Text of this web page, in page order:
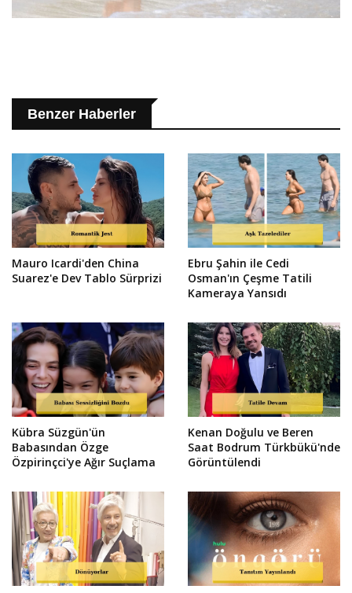
Benzer Haberler
Mauro Icardi'den China
Suarez'e Dev Tablo Sürprizi
Ebru Şahin ile Cedi
Osman'ın Çeşme Tatili
Kameraya Yansıdı
Kübra Süzgün'ün
Babasından Özge
Özpirinçci'ye Ağır Suçlama
Kenan Doğulu ve Beren
Saat Bodrum Türkbükü'nde
Görüntülendi